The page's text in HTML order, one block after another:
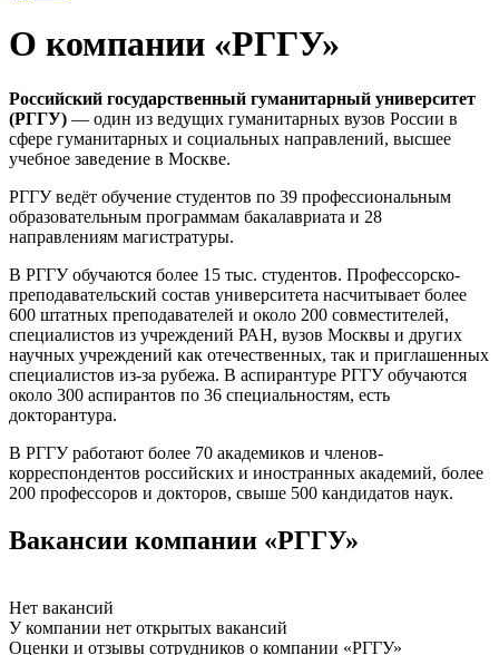
О компании «РГГУ»
Российский государственный гуманитарный университет
(РГГУ) — один из ведущих гуманитарных вузов России в
сфере гуманитарных и социальных направлений, высшее
учебное заведение в Москве.
РГГУ ведёт обучение студентов по 39 профессиональным
образовательным программам бакалавриата и 28
направлениям магистратуры.
В РГГУ обучаются более 15 тыс. студентов. Профессорско-
преподавательский состав университета насчитывает более
600 штатных преподавателей и около 200 совместителей,
специалистов из учреждений РАН, вузов Москвы и других
научных учреждений как отечественных, так и приглашенных
специалистов из-за рубежа. В аспирантуре РГГУ обучаются
около 300 аспирантов по 36 специальностям, есть
докторантура.
В РГГУ работают более 70 академиков и членов-
корреспондентов российских и иностранных академий, более
200 профессоров и докторов, свыше 500 кандидатов наук.
Вакансии компании «РГГУ»
Нет вакансий
У компании нет открытых вакансий
Оценки и отзывы сотрудников о компании «РГГУ»